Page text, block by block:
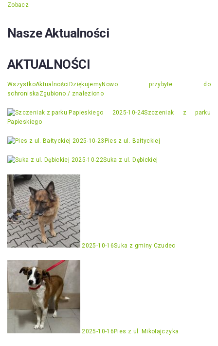
Zobacz
Nasze Aktualności
AKTUALNOŚCI
WszystkoAktualności DziękujemyNowo przybyłe do
schroniska Zgubiono / znaleziono
2025-10-24Szczeniak z parku
Papieskiego
2025-10-23 Pies z ul. Bałtyckiej
2025-10-22Suka z ul. Dębickiej
2025-10-16Suka z gminy Czudec
2025-10-16 Pies z ul. Mikołajczyka